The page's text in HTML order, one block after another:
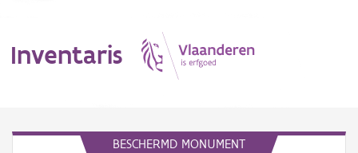
Inventaris
BESCHERMD MONUMENT